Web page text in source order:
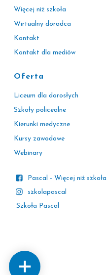
Więcej niż szkoła
Wirtualny doradca
Kontakt
Kontakt dla mediów
Oferta
Liceum dla dorosłych
Szkoły policealne
Kierunki medyczne
Kursy zawodowe
Webinary
Pascal - Więcej niż szkoła
szkolapascal
Szkoła Pascal